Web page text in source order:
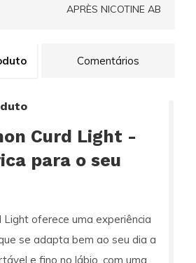
Comentários
Curd Light -
para o seu
Light oferece uma experiência
se adapta bem ao seu dia a
e fino no lábio, com uma
APRÈS NICOTINE AB